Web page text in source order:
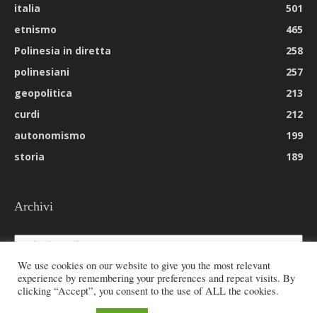
italia
501
etnismo
465
Polinesia in diretta
258
polinesiani
257
geopolitica
213
curdi
212
autonomismo
199
storia
189
Archivi
Archivi
We use cookies on our website to give you the most relevant
experience by remembering your preferences and repeat visits. By
clicking “Accept”, you consent to the use of ALL the cookies.